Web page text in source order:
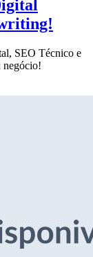
SEO Técnico e
negócio!